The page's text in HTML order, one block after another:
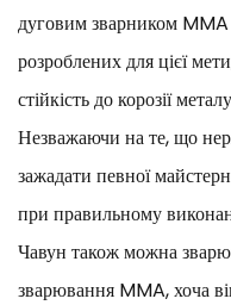
дуговим зварником MMA
розроблених для цієї
стійкість до корозії
Незважаючи на те, що
зажадати певної
при правильному
Чавун також можна
зварювання MMA, хоча